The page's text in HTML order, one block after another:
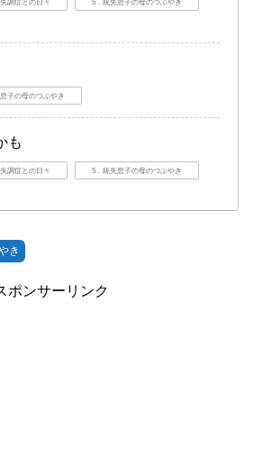
調症との日々 5．統失息子の母のつぶやき
子の母のつぶやき
も
調症との日々 5．統失息子の母のつぶやき
き
ポンサーリンク